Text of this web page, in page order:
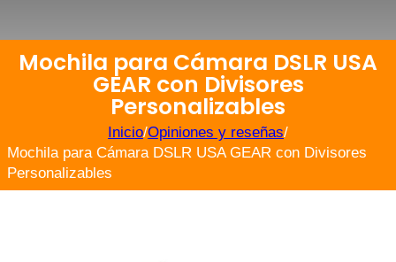
Mochila para Cámara DSLR USA
GEAR con Divisores
Personalizables
Inicio/Opiniones y reseñas/
Mochila para Cámara DSLR USA GEAR con Divisores
Personalizables